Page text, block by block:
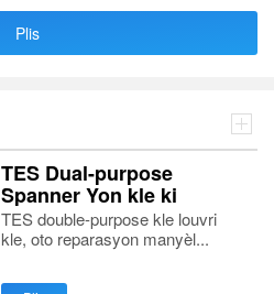
Plis
TES Dual-purpose
Spanner Yon kle ki
louvri
TES double-purpose kle louvri
kle, oto reparasyon manyèl...